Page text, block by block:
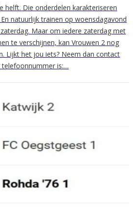
helft. Die onderdelen karakteriseren
En natuurlijk trainen op woensdagavond
Maar om iedere zaterdag met
te verschijnen, kan Vrouwen 2 nog
Lijkt het jou iets? Neem dan contact
telefoonnummer is:…